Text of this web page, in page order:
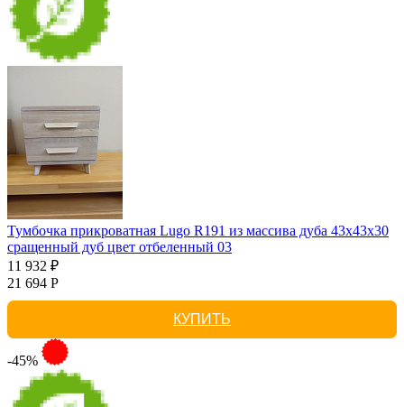
Тумбочка прикроватная Lugo R191 из массива дуба 43х43х30
сращенный дуб цвет отбеленный 03
11 932 ₽
21 694 Р
КУПИТЬ
-45%